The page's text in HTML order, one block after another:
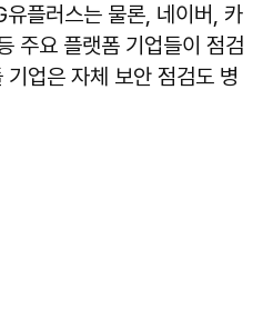
플러스는 물론, 네이버, 카
주요 플랫폼 기업들이 점검
업은 자체 보안 점검도 병